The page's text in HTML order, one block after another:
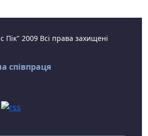
2009 Всі права захищені
співпраця